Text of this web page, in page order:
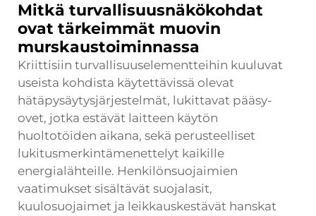
Mitkä turvallisuusnäkökohdat
ovat tärkeimmät muovin
murskaustoiminnassa
Kriittisiin turvallisuuselementteihin kuuluvat
useista kohdista käytettävissä olevat
hätäpysäytysjärjestelmät, lukittavat pääsy-
ovet, jotka estävät laitteen käytön
huoltotöiden aikana, sekä perusteelliset
lukitusmerkintämenettelyt kaikille
energialähteille. Henkilönsuojaimien
vaatimukset sisältävät suojalasit,
kuulosuojaimet ja leikkauskestävät hanskat